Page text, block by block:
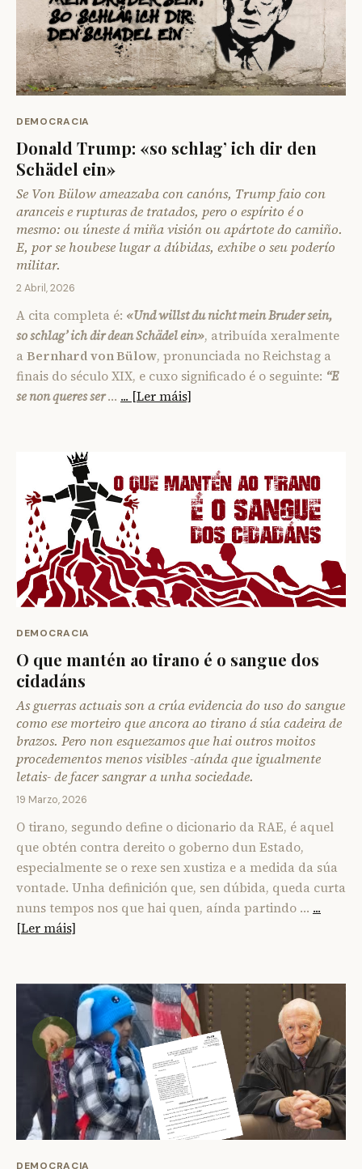
DEMOCRACIA
Donald Trump: «so schlag’ ich dir den
Schädel ein»
Se Von Bülow ameazaba con canóns, Trump faio con
aranceis e rupturas de tratados, pero o espírito é o
mesmo: ou úneste á miña visión ou apártote do camiño.
E, por se houbese lugar a dúbidas, exhibe o seu poderío
militar.
2 Abril, 2026
A cita completa é: «Und willst du nicht mein Bruder sein,
so schlag’ ich dir dean Schädel ein», atribuída xeralmente
aBernhard von Bülow, pronunciada no Reichstag a
finais do século XIX, e cuxo significado é o seguinte: “E
se non queres ser… ... [Ler máis]
DEMOCRACIA
O que mantén ao tirano é o sangue dos
cidadáns
As guerras actuais son a crúa evidencia do uso do sangue
como ese morteiro que ancora ao tirano á súa cadeira de
brazos. Pero non esquezamos que hai outros moitos
procedementos menos visibles -aínda que igualmente
letais- de facer sangrar a unha sociedade.
19 Marzo, 2026
O tirano, segundo define o dicionario da RAE, é aquel
que obtén contra dereito o goberno dun Estado,
especialmente se o rexe sen xustiza e a medida da súa
vontade. Unha definición que, sen dúbida, queda curta
nuns tempos nos que hai quen, aínda partindo … ...
[Ler máis]
DEMOCRACIA